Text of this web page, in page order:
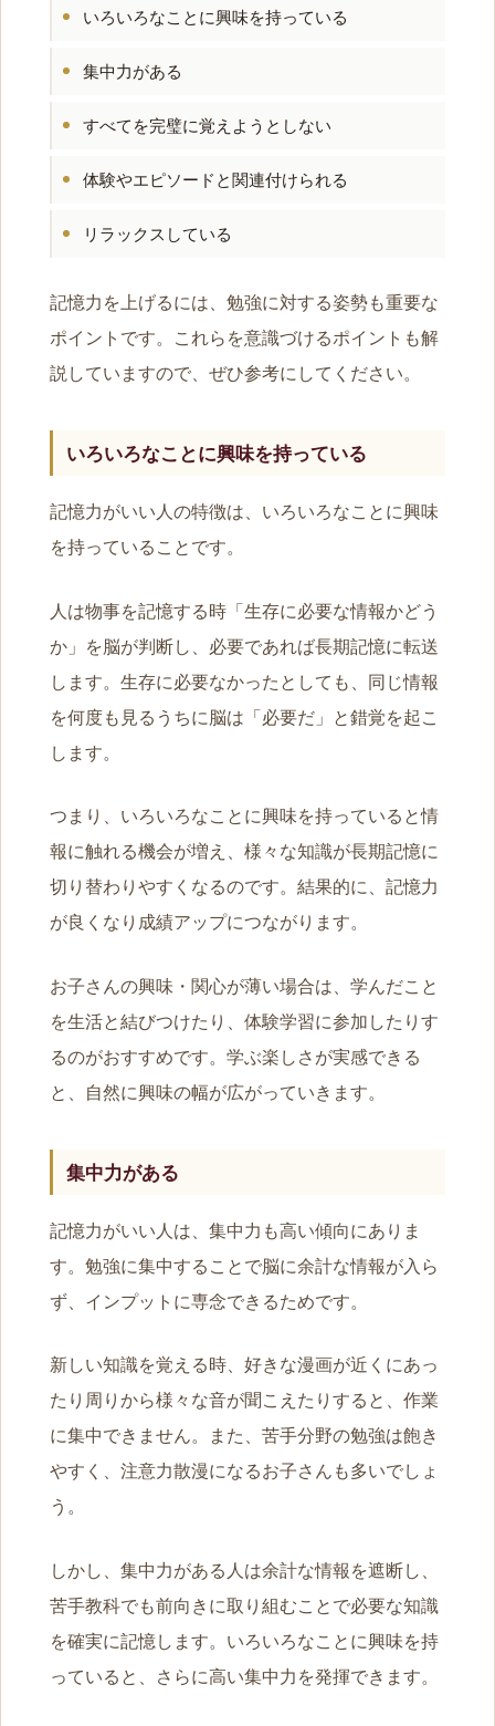
いろいろなことに興味を持っている
集中力がある
すべてを完璧に覚えようとしない
体験やエピソードと関連付けられる
リラックスしている
記憶力を上げるには、勉強に対する姿勢も重要な
ポイントです。これらを意識づけるポイントも解
説していますので、ぜひ参考にしてください。
いろいろなことに興味を持っている
記憶力がいい人の特徴は、いろいろなことに興味
を持っていることです。
人は物事を記憶する時「生存に必要な情報かどう
か」を脳が判断し、必要であれば長期記憶に転送
します。生存に必要なかったとしても、同じ情報
を何度も見るうちに脳は「必要だ」と錯覚を起こ
します。
つまり、いろいろなことに興味を持っていると情
報に触れる機会が増え、様々な知識が長期記憶に
切り替わりやすくなるのです。結果的に、記憶力
が良くなり成績アップにつながります。
お子さんの興味・関心が薄い場合は、学んだこと
を生活と結びつけたり、体験学習に参加したりす
るのがおすすめです。学ぶ楽しさが実感できる
と、自然に興味の幅が広がっていきます。
集中力がある
記憶力がいい人は、集中力も高い傾向にありま
す。勉強に集中することで脳に余計な情報が入ら
ず、インプットに専念できるためです。
新しい知識を覚える時、好きな漫画が近くにあっ
たり周りから様々な音が聞こえたりすると、作業
に集中できません。また、苦手分野の勉強は飽き
やすく、注意力散漫になるお子さんも多いでしょ
う。
しかし、集中力がある人は余計な情報を遮断し、
苦手教科でも前向きに取り組むことで必要な知識
を確実に記憶します。いろいろなことに興味を持
っていると、さらに高い集中力を発揮できます。